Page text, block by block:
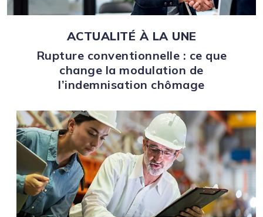
ACTUALITÉ À LA UNE
Rupture conventionnelle : ce que
change la modulation de
l’indemnisation chômage